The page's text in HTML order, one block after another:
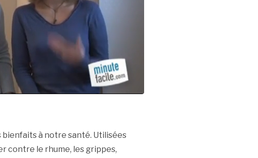
à notre santé. Utilisées
contre le rhume, les grippes,